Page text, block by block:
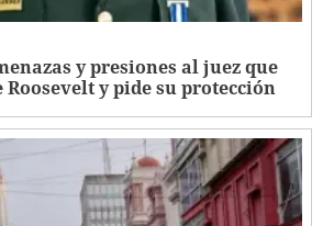
y presiones al juez que
Roosevelt y pide su protección